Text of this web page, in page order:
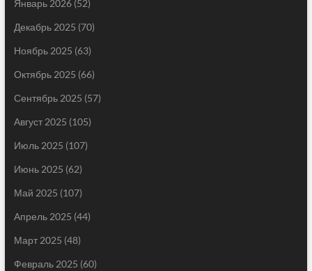
Январь 2026(52)
Декабрь 2025 (70)
Ноябрь 2025 (63)
Октябрь 2025 (66)
Сентябрь 2025 (57)
Август 2025 (105)
Июль 2025 (107)
Июнь 2025 (62)
Май 2025 (107)
Апрель 2025 (44)
Март 2025 (48)
Февраль 2025 (60)